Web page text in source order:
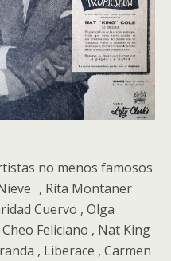
no menos famosos
Rita Montaner
Cuervo , Olga
Feliciano , Nat King
, Liberace , Carmen